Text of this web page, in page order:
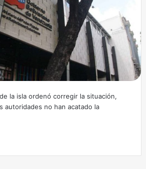
la isla ordenó corregir la situación,
autoridades no han acatado la